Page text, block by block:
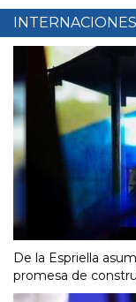
INTERNACIONES
De la Espriella
promesa de